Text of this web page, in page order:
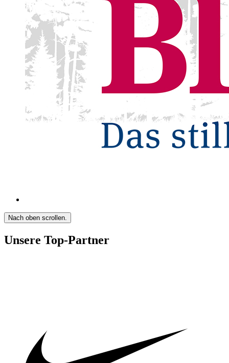
Nach oben scrollen.
Unsere Top-Partner